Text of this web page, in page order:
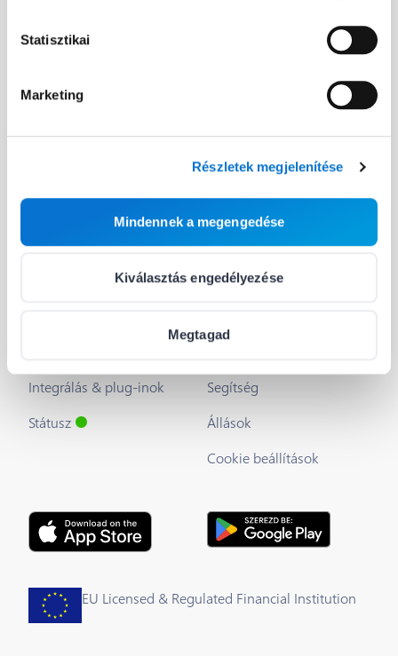
Statisztikai
Marketing
Részletek megjelenítése
Mindennek a megengedése
Kiválasztás engedélyezése
Megtagad
Vállalkozásoknak
Barion Bridge
Barion Targets
Magánszemélyeknek
Bejelentkezés
Regisztráció
Fejlesztőknek
Integrálás & plug-inok
Státusz
Hasznos linkek
Segítség
Állások
Cookie beállítások
EU Licensed & Regulated Financial Institution